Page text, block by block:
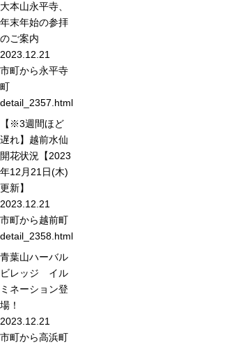
大本山永平寺、
年末年始の参拝
のご案内
2023.12.21
市町から永平寺
町
detail_2357.html
【※3週間ほど
遅れ】越前水仙
開花状況【2023
年12月21日(木)
更新】
2023.12.21
市町から越前町
detail_2358.html
青葉山ハーバル
ビレッジ イル
ミネーション登
場！
2023.12.21
市町から高浜町